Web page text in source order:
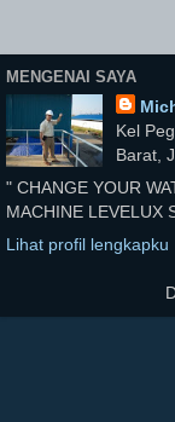
MENGENAI SAYA
Kel
Barat,
" CHANGE YOUR
MACHINE LEVELUX
Lihat profil lengkapku